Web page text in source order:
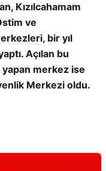
Kızılcahamam
ve
bir yıl
Açılan bu
merkez ise
Merkezi oldu.